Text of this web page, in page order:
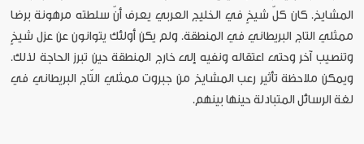
المشايخ. كان كلّ شيخٍ في الخليج العربي يعرف أنّ سلطته مرهونة برضا
ممثلي التاج البريطاني في المنطقة. ولم يكن أولئك يتوانون عن عزل شيخٍ
وتنصيب آخر وحتى اعتقاله ونفيه إلى خارج المنطقة حين تبرز الحاجة لذلك.
ويمكن ملاحظة تأثير رعب المشايخ من جبروت ممثلي التّاج البريطاني في
لغة الرسائل المتبادلة حينها بينهم.